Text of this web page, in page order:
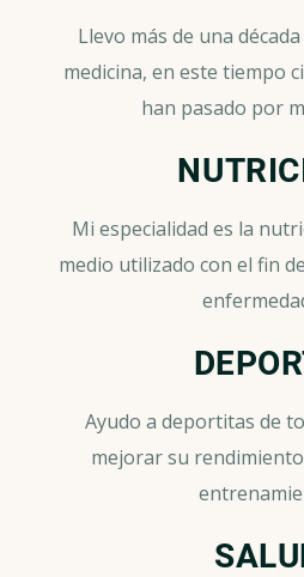
Llevo más de una
medicina, en este tiempo
han pasado por
Mi especialidad es la
medio utilizado con el fin
Ayudo a deportitas de
mejorar su